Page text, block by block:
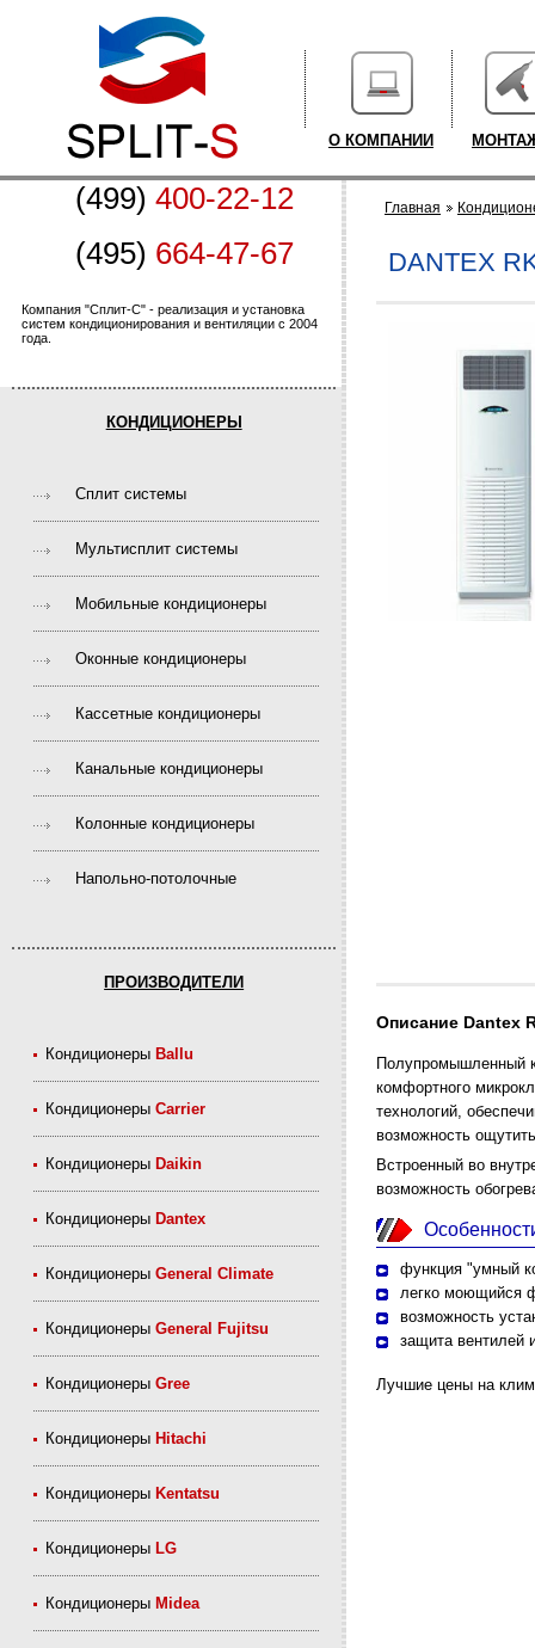
О КОМПАНИИ
(499) 400-22-12
(495) 664-47-67
Компания "Сплит-С" - реализация и установка
систем кондиционирования и вентиляции с 2004
года.
КОНДИЦИОНЕРЫ
Cплит системы
Мультисплит системы
Мобильные кондиционеры
Оконные кондиционеры
Кассетные кондиционеры
Канальные кондиционеры
Колонные кондиционеры
Напольно-потолочные
ПРОИЗВОДИТЕЛИ
Кондиционеры Ballu
КондиционерыCarrier
Кондиционеры Daikin
Кондиционеры Dantex
КондиционерыGeneral Climate
КондиционерыGeneral Fujitsu
КондиционерыGree
Кондиционеры Hitachi
Кондиционеры Kentatsu
Кондиционеры LG
Кондиционеры Midea
Главная
DANTEX
Описание Dantex
Полупромышленный
комфортного
технологий,
возможность
Встроенный во
возможность
функция "умный
легко моющийся
возможность
защита вентилей
Лучшие цены на